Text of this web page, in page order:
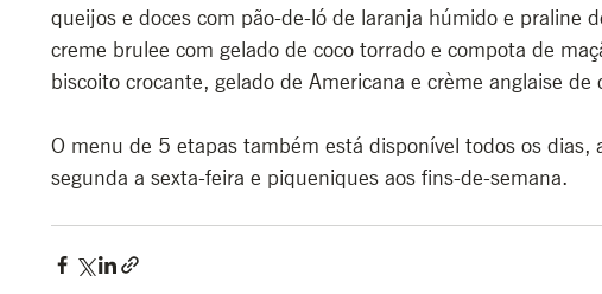
queijos e doces com pão-de-ló de laranja húmido e praline
creme brulee com gelado de coco torrado e compota de
biscoito crocante, gelado de Americana e crème anglaise de
O menu de 5 etapas também está disponível todos os dias,
segunda a sexta-feira e piqueniques aos fins-de-semana.